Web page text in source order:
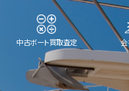
中古ボート買取査定